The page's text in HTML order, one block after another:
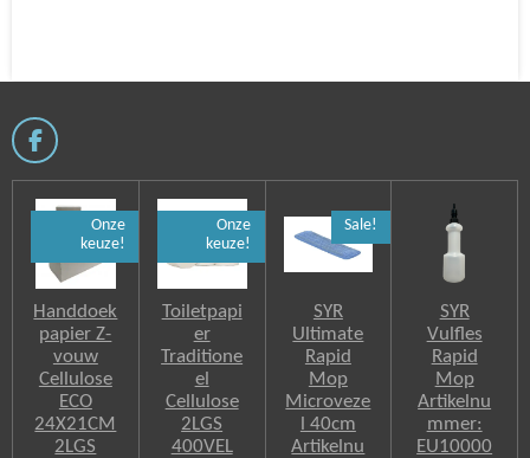
F
e
Onze
keuze!
Handdoek
papier Z-
vouw
Cellulose
ECO
24X21CM
2LGS
Onze
keuze!
Toiletpapi
er
Traditione
el
Cellulose
2LGS
400VEL
Sale!
SYR
Ultimate
Rapid
Mop
Microveze
l 40cm
Artikelnu
SYR
Vulfles
Rapid
Mop
Artikelnu
mmer:
EU10000